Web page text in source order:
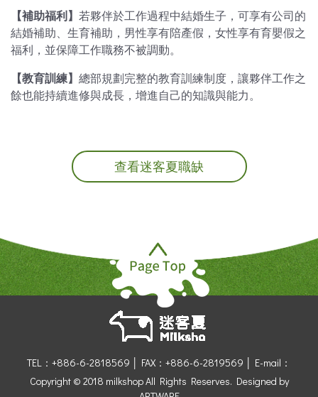
【補助福利】 若夥伴於工作過程中結婚生子，可享有公司的
結婚補助、生育補助，男性享有陪產假，女性享有育嬰假之
福利，並保障工作職務不被調動。
【教育訓練】 總部規劃完整的教育訓練制度，讓夥伴工作之
餘也能持續進修與成長，增進自己的知識與能力。
查看迷客夏職缺
TEL：+886-6-2818569 │ FAX：+886-6-2819569 │
E-mail：
Copyright © 2018 milkshop All Rights Reserves. Designed by